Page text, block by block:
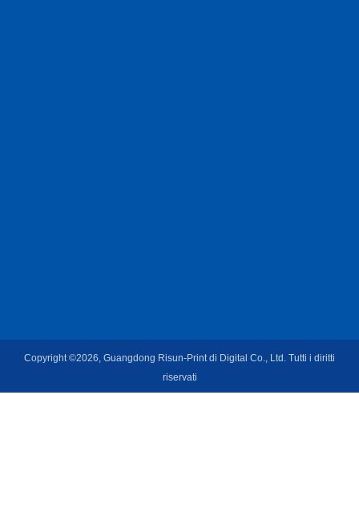
Copyright ©2026, Guangdong Risun-Print di Digital Co., Ltd. Tutti i diritti
riservati